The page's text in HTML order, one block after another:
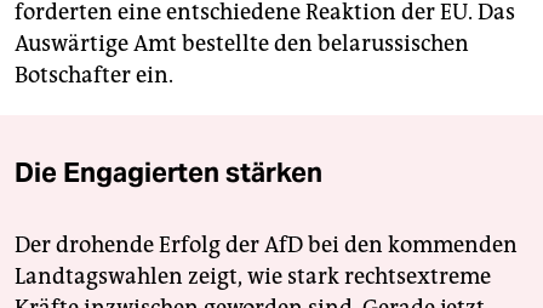
forderten eine entschiedene Reaktion der EU. Das
Auswärtige Amt bestellte den belarussischen
Botschafter ein.
Die Engagierten stärken
Der drohende Erfolg der AfD bei den kommenden
Landtagswahlen zeigt, wie stark rechtsextreme